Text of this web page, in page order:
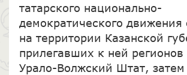
татарского национально-
демократического движения
на территории Казанской
прилегавших к ней регионов
Урало-Волжский Штат, затем